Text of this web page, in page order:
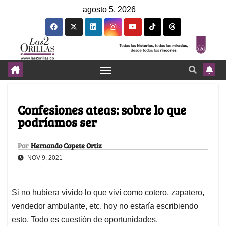
agosto 5, 2026
Confesiones ateas: sobre lo que
podríamos ser
Por Hernando Copete Ortiz
NOV 9, 2021
Si no hubiera vivido lo que viví como cotero, zapatero,
vendedor ambulante, etc. hoy no estaría escribiendo
esto. Todo es cuestión de oportunidades.